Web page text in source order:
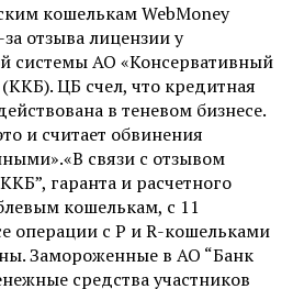
кошелькам WebMoney
отзыва лицензии у
системы АО «Консервативный
ЦБ счел, что кредитная
в теневом бизнесе.
и считает обвинения
связи с отзывом
гаранта и расчетного
кошелькам, с 11
операции c P и R-кошельками
Замороженные в АО “Банк
средства участников